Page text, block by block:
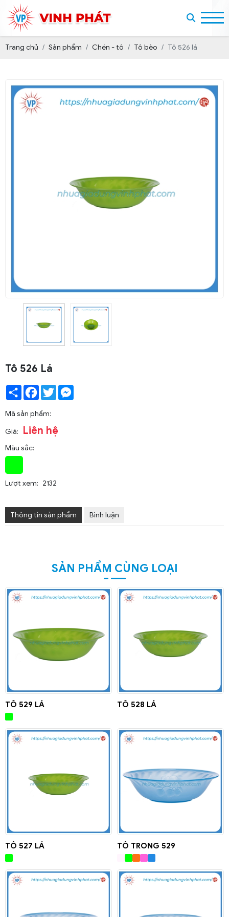
Trang chủ Sản phẩm Chén - tô Tô bèo Tô 526 lá
Tô 526 Lá
Share Facebook
Twitter
Mã sản phẩm:
Giá: Liên hệ
Màu sắc:
Lượt xem: 2132
Thông tin sản phẩm Bình luận
SẢN PHẨM CÙNG LOẠI
TÔ 529 LÁ TÔ 528 LÁ
TÔ 527 LÁ TÔ TRONG 529